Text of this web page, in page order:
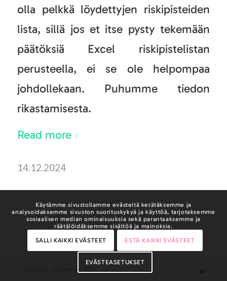
olla pelkkä löydettyjen riskipisteiden
lista, sillä jos et itse pysty tekemään
päätöksiä Excel riskipistelistan
perusteella, ei se ole helpompaa
johdollekaan. Puhumme tiedon
rikastamisesta.
Read more
14.12.2024
Page 1 of 2
1 2
Käytämme sivustollamme evästeitä kerätäksemme ja
analysoidaksemme sivuston suorituskykyä ja käyttöä, tarjotaksemme
sosiaalisen median ominaisuuksia sekä parantaaksemme ja
räätälöidäksemme sisältöä ja mainoksia.
SALLI KAIKKI EVÄSTEET ESTÄ KAIKKI EVÄSTEET
EVÄSTEASETUKSET